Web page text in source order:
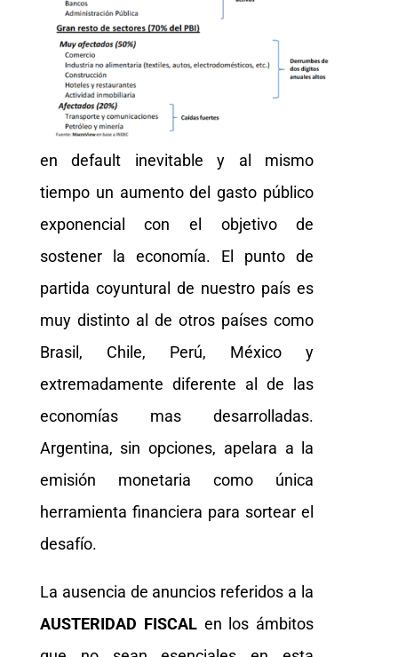
en default inevitable y al mismo
tiempo un aumento del gasto público
exponencial con el objetivo de
sostener la economía. El punto de
partida coyuntural de nuestro país es
muy distinto al de otros países como
Brasil, Chile, Perú, México y
extremadamente diferente al de las
economías mas desarrolladas.
Argentina, sin opciones, apelara a la
emisión monetaria como única
herramienta financiera para sortear el
desafío.
La ausencia de anuncios referidos a la
AUSTERIDAD FISCALen los ámbitos